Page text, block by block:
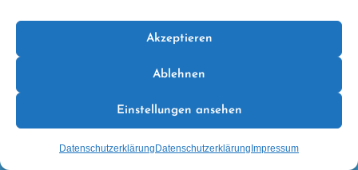
Akzeptieren
Ablehnen
Einstellungen ansehen
Datenschutzerklärung Datenschutzerklärung Impressum
Mitglied im Verband Deutscher Sporttaucher e.V.